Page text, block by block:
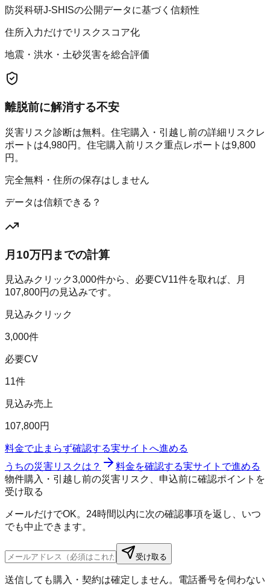
防災科研J-SHISの公開データに基づく信頼性
住所入力だけでリスクスコア化
地震・洪水・土砂災害を総合評価
離脱前に解消する不安
災害リスク診断は無料。住宅購入・引越し前の詳細リスクレ
ポートは4,980円。住宅購入前リスク重点レポートは9,800
円。
完全無料・住所の保存はしません
データは信頼できる？
月10万円までの計算
見込みクリック3,000件から、必要CV11件を取れば、月
107,800円の見込みです。
見込みクリック
3,000件
必要CV
11件
見込み売上
107,800円
料金で止まらず確認する実サイトへ進める
うちの災害リスクは？
料金を確認する実サイトで進める
物件購入・引越し前の災害リスク、申込前に確認ポイントを
受け取る
メールだけでOK。24時間以内に次の確認事項を返し、いつ
でも中止できます。
受け取る
送信しても購入・契約は確定しません。電話番号を伺わない